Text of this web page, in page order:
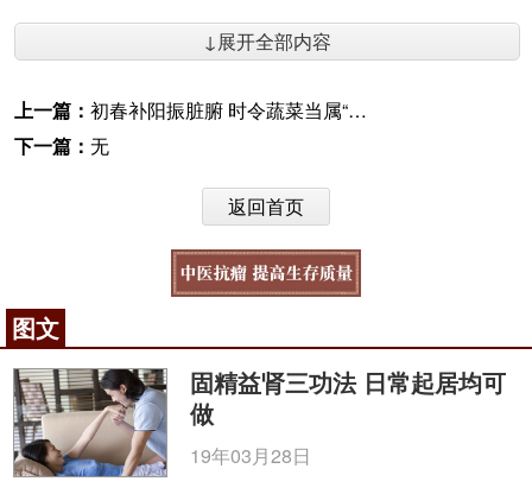
↓展开全部内容
上一篇： 初春补阳振脏腑 时令蔬菜当属“韭”
下一篇： 无
返回首页
图文
固精益肾三功法 日常起居均可
做
19年03月28日